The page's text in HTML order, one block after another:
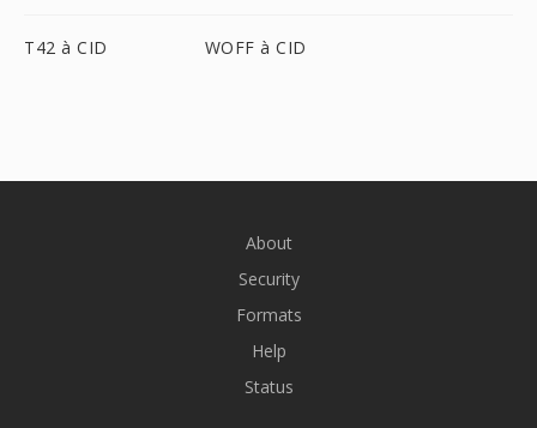
T42 à CID WOFF à CID
About
Security
Formats
Help
Status